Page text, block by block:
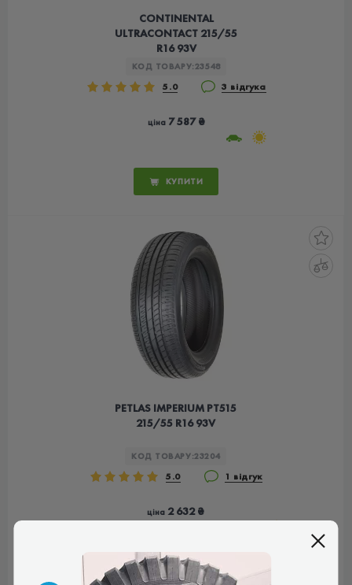
CONTINENTAL
ULTRACONTACT 215/55
R16 93V
КОД ТОВАРУ:23548
5.0 3 відгука
ціна7 587 ₴
КУПИТИ
PETLAS IMPERIUM PT515
215/55 R16 93V
КОД ТОВАРУ:23204
5.0 1 відгук
ціна 2 632 ₴
КУПИТИ